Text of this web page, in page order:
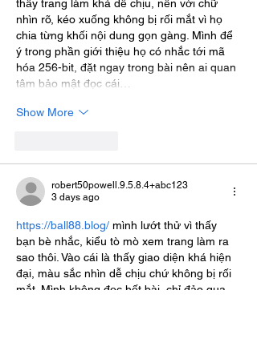
thấy trang làm khá dễ chịu, nền với chữ
nhìn rõ, kéo xuống không bị rối mắt vì họ
chia từng khối nội dung gọn gàng. Mình để
ý trong phần giới thiệu họ có nhắc tới mã
hóa 256-bit, đặt ngay trong bài nên ai quan
tâm bảo mật đọc cái…
Show More
robert50powell.9.5.8.4+abc123
3 days ago
https://ball88.blog/ mình lướt thử vì thấy
bạn bè nhắc, kiểu tò mò xem trang làm ra
sao thôi. Vào cái là thấy giao diện khá hiện
đại, màu sắc nhìn dễ chịu chứ không bị rối
mắt. Mình không đọc hết bài, chỉ đảo qua